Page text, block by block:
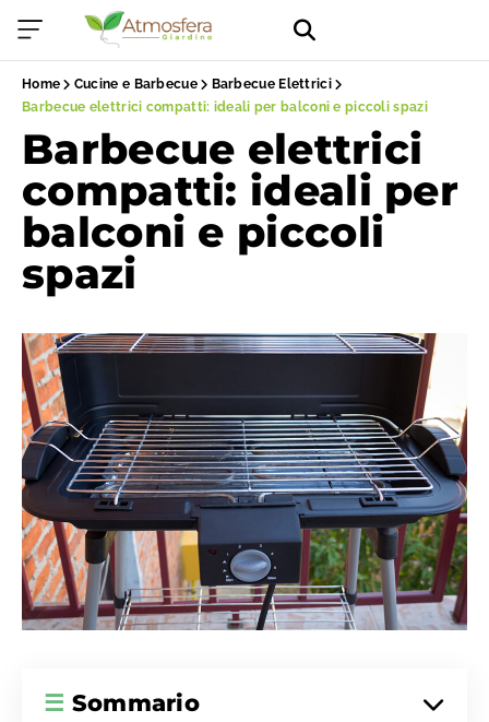
Home Cucine e Barbecue
Barbecue Elettrici
Barbecue elettrici compatti: ideali per balconi e piccoli spazi
Barbecue elettrici
compatti: ideali per
balconi e piccoli
spazi
☰ Sommario